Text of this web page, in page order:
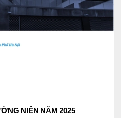
NIÊN NĂM 2025